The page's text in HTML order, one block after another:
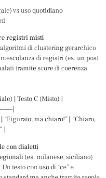
vs uso quotidiano
registri misti
di clustering gerarchico
di registri (es. un post
tramite score di coerenza
| Testo C (Misto) |
“Figurato, ma chiaro!” | “Chiaro,
con dialetti
(es. milanese, siciliano)
testo con uso di “ce” e